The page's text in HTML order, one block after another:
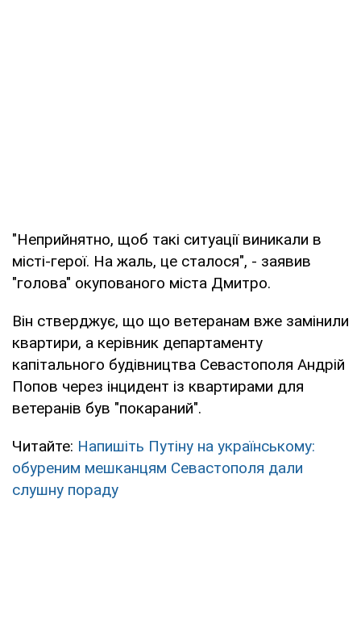
"Неприйнятно, щоб такі ситуації виникали в
місті-герої. На жаль, це сталося", - заявив
"голова" окупованого міста Дмитро.
Він стверджує, що що ветеранам вже замінили
квартири, а керівник департаменту
капітального будівництва Севастополя Андрій
Попов через інцидент із квартирами для
ветеранів був "покараний".
Читайте: Напишіть Путіну на українському:
обуреним мешканцям Севастополя дали
слушну пораду